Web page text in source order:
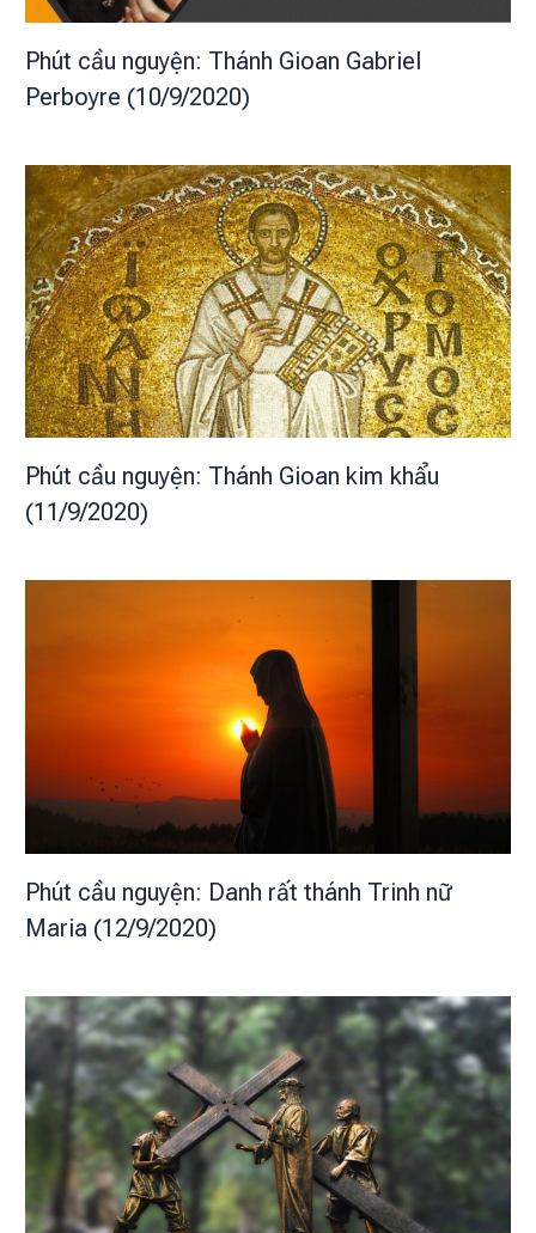
Phút cầu nguyện: Thánh Gioan Gabriel
Perboyre (10/9/2020)
Phút cầu nguyện: Thánh Gioan kim khẩu
(11/9/2020)
Phút cầu nguyện: Danh rất thánh Trinh nữ
Maria (12/9/2020)